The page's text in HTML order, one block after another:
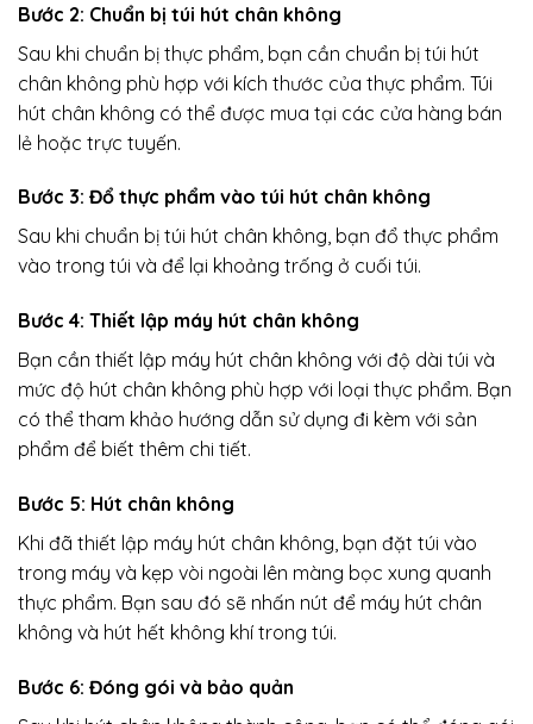
Bước 2: Chuẩn bị túi hút chân không
Sau khi chuẩn bị thực phẩm, bạn cần chuẩn bị túi hút
chân không phù hợp với kích thước của thực phẩm. Túi
hút chân không có thể được mua tại các cửa hàng bán
lẻ hoặc trực tuyến.
Bước 3: Đổ thực phẩm vào túi hút chân không
Sau khi chuẩn bị túi hút chân không, bạn đổ thực phẩm
vào trong túi và để lại khoảng trống ở cuối túi.
Bước 4: Thiết lập máy hút chân không
Bạn cần thiết lập máy hút chân không với độ dài túi và
mức độ hút chân không phù hợp với loại thực phẩm. Bạn
có thể tham khảo hướng dẫn sử dụng đi kèm với sản
phẩm để biết thêm chi tiết.
Bước 5: Hút chân không
Khi đã thiết lập máy hút chân không, bạn đặt túi vào
trong máy và kẹp vòi ngoài lên màng bọc xung quanh
thực phẩm. Bạn sau đó sẽ nhấn nút để máy hút chân
không và hút hết không khí trong túi.
Bước 6: Đóng gói và bảo quản